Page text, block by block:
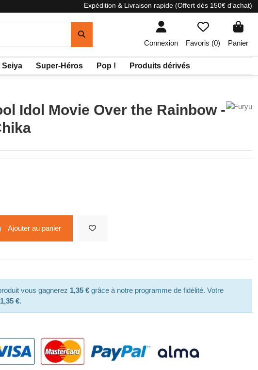
Expédition & Livraison rapide (Offert dès 150€ d'achat)
Connexion Favoris (0) Panier
Seiya Super-Héros Pop ! Produits dérivés
Idol Movie Over the Rainbow -
Ajouter au panier
vous gagnerez 1,35 € grâce à notre programme de fidélité. Votre
1,35 €.